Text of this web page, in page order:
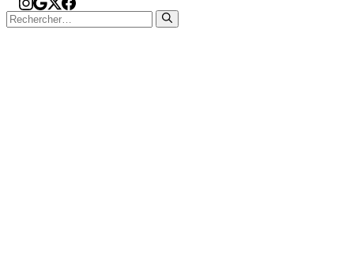
Rechercher :